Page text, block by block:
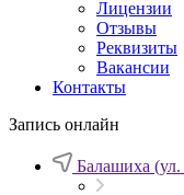
Лицензии
Отзывы
Реквизиты
Вакансии
Контакты
Запись онлайн
Балашиха (ул.